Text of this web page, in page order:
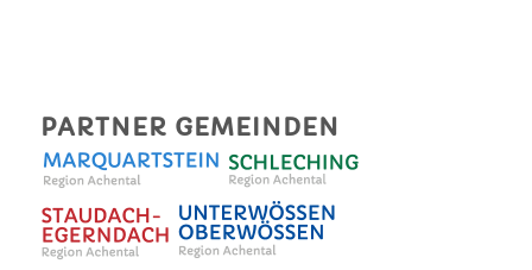
PARTNER GEMEINDEN